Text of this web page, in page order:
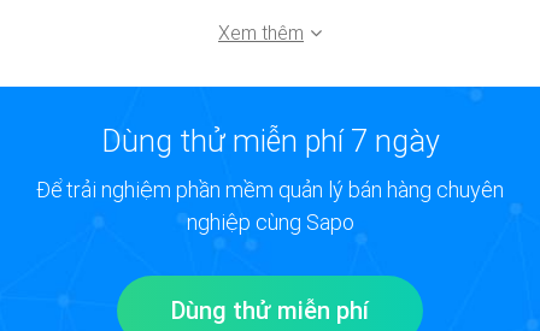
Xem thêm
Dùng thử miễn phí 7 ngày
Để trải nghiệm phần mềm quản lý bán hàng chuyên
nghiệp cùng Sapo
Dùng thử miễn phí